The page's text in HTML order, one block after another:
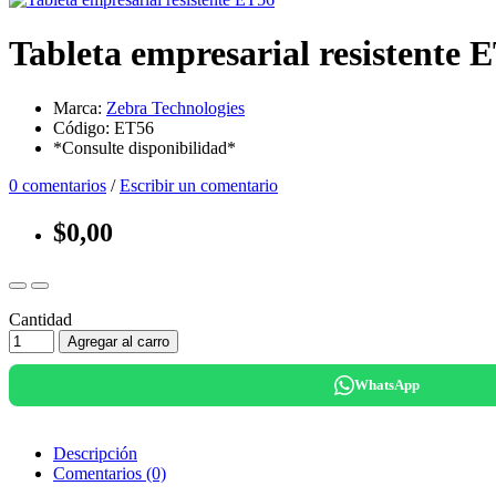
Tableta empresarial resistente
Marca: Zebra Technologies
Código: ET56
*Consulte disponibilidad*
0 comentarios /Escribir un comentario
$0,00
Cantidad
Agregar al carro
WhatsApp
Descripción
Comentarios (0)